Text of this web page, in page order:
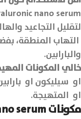
لتقليل التجاعيد
التهاب المنطقة،
والبارابين.
خالي المكونات
او سيليكون او
او المتهيجة.
مكونات retilda hyaluronic nano serum